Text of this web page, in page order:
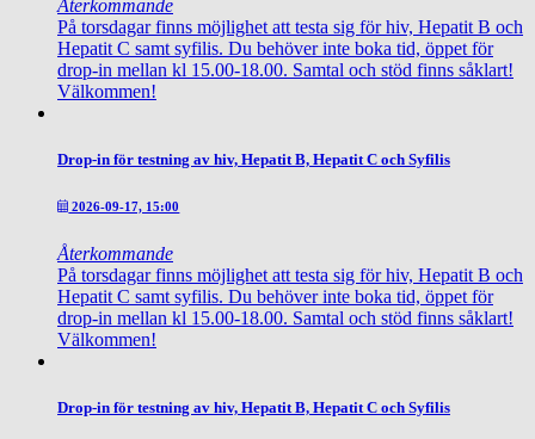
Återkommande
På torsdagar finns möjlighet att testa sig för hiv, Hepatit B och
Hepatit C samt syfilis. Du behöver inte boka tid, öppet för
drop-in mellan kl 15.00-18.00. Samtal och stöd finns såklart!
Välkommen!
Drop-in för testning av hiv, Hepatit B, Hepatit C och Syfilis
2026-09-17, 15:00
Återkommande
På torsdagar finns möjlighet att testa sig för hiv, Hepatit B och
Hepatit C samt syfilis. Du behöver inte boka tid, öppet för
drop-in mellan kl 15.00-18.00. Samtal och stöd finns såklart!
Välkommen!
Drop-in för testning av hiv, Hepatit B, Hepatit C och Syfilis